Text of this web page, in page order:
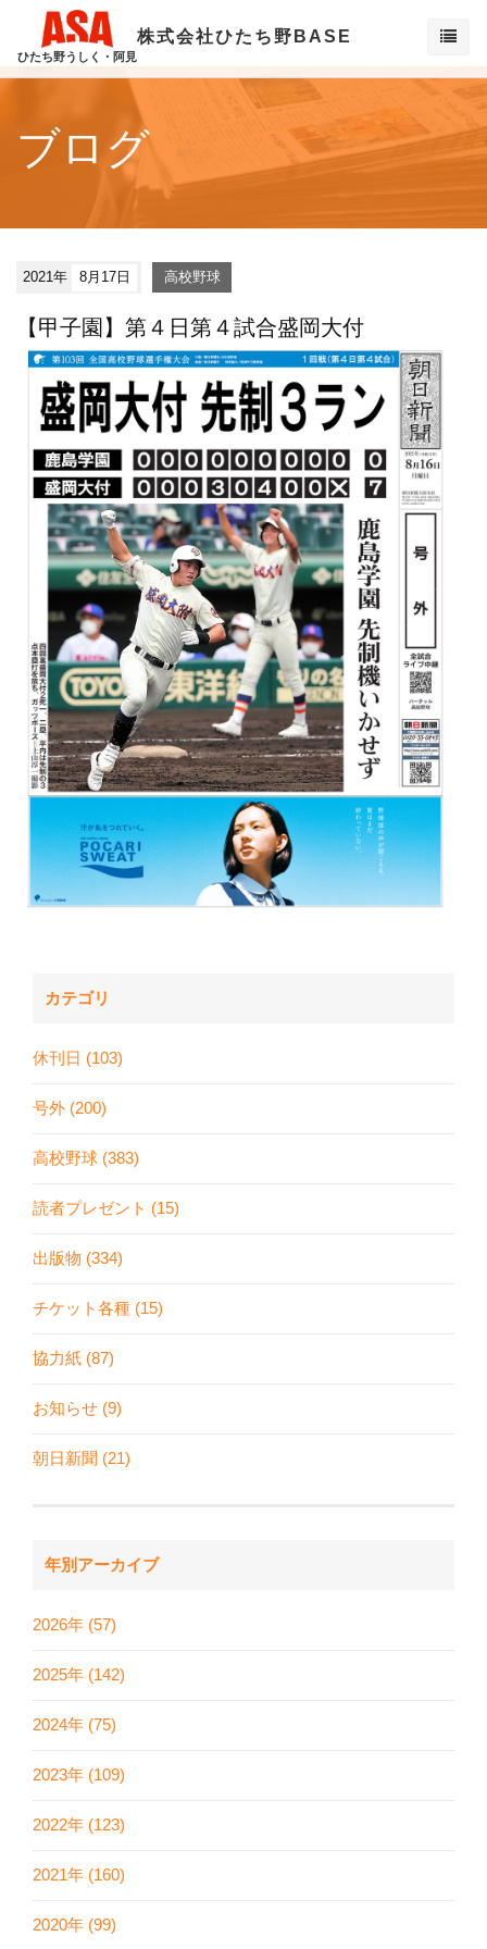
ひたち野うしく・阿見
株式会社ひたち野BASE
ブログ
2021年 8月17日 高校野球
【甲子園】第４日第４試合盛岡大付
カテゴリ
休刊日 (103)
号外 (200)
高校野球 (383)
読者プレゼント (15)
出版物 (334)
チケット各種 (15)
協力紙 (87)
お知らせ (9)
朝日新聞 (21)
年別アーカイブ
2026年 (57)
2025年 (142)
2024年 (75)
2023年 (109)
2022年 (123)
2021年 (160)
2020年 (99)